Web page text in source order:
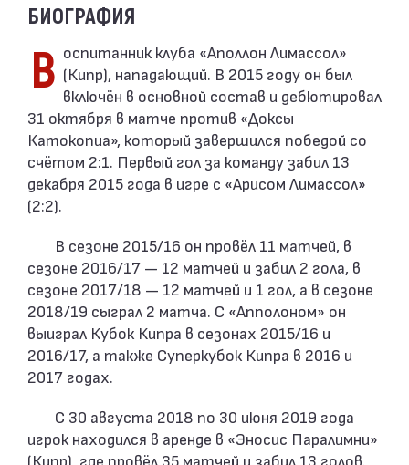
БИОГРАФИЯ
Воспитанник клуба «Аполлон Лимассол» (Кипр), нападающий. В 2015 году он был
включён в основной состав и дебютировал
31 октября в матче против «Доксы
Катокопиа», который завершился победой со
счётом 2:1. Первый гол за команду забил 13
декабря 2015 года в игре с «Арисом Лимассол»
(2:2).
В сезоне 2015/16 он провёл 11 матчей, в
сезоне 2016/17 — 12 матчей и забил 2 гола, в
сезоне 2017/18 — 12 матчей и 1 гол, а в сезоне
2018/19 сыграл 2 матча. С «Апполоном» он
выиграл Кубок Кипра в сезонах 2015/16 и
2016/17, а также Суперкубок Кипра в 2016 и
2017 годах.
С 30 августа 2018 по 30 июня 2019 года
игрок находился в аренде в «Эносис Паралимни»
(Кипр), где провёл 35 матчей и забил 13 голов.